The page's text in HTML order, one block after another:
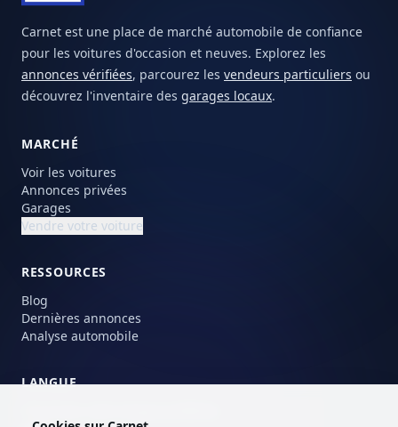
Carnet est une place de marché automobile de confiance
pour les voitures d'occasion et neuves. Explorez les
annonces vérifiées, parcourez les vendeurs particuliers ou
découvrez l'inventaire des garages locaux.
MARCHÉ
Voir les voitures
Annonces privées
Garages
Vendre votre voiture
RESSOURCES
Blog
Dernières annonces
Analyse automobile
LANGUE